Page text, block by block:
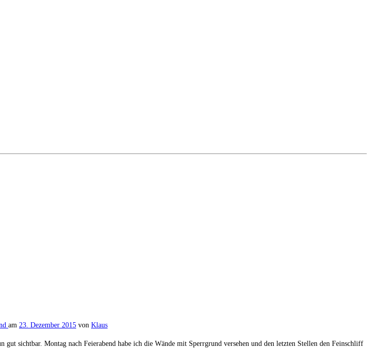
am 23. Dezember 2015 von Klaus
sichtbar. Montag nach Feierabend habe ich die Wände mit Sperrgrund versehen und den letzten Stellen den Feinschliff